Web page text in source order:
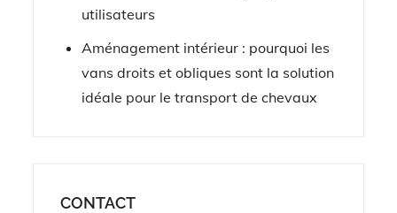
utilisateurs
Aménagement intérieur : pourquoi les
vans droits et obliques sont la solution
idéale pour le transport de chevaux
CONTACT